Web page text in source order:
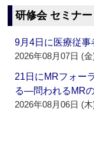
研修会 セミナ
9月4日に医療従
2026年08月07日 (金
21日にMRフォー
る―問われるMR
2026年08月06日 (木